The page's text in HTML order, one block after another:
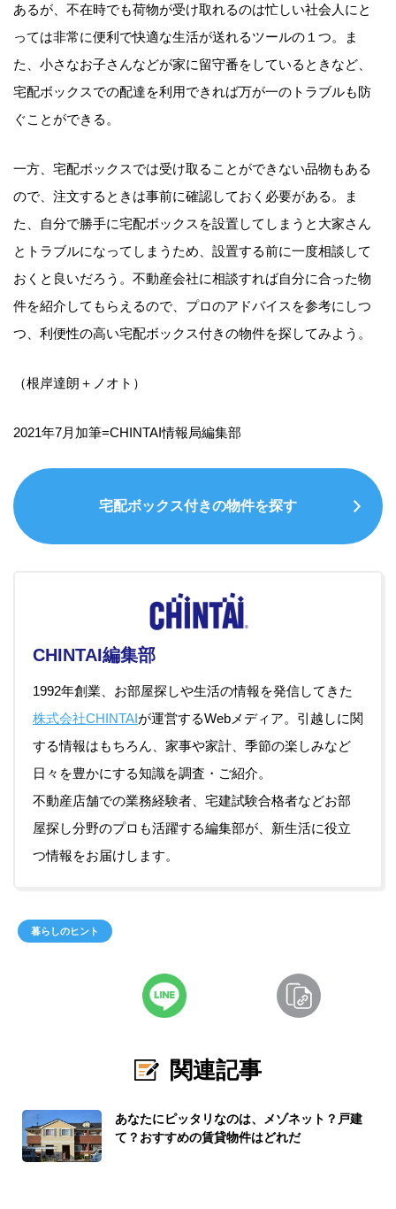
あるが、不在時でも荷物が受け取れるのは忙しい社会人にと
っては非常に便利で快適な生活が送れるツールの１つ。ま
た、小さなお子さんなどが家に留守番をしているときなど、
宅配ボックスでの配達を利用できれば万が一のトラブルも防
ぐことができる。
一方、宅配ボックスでは受け取ることができない品物もある
ので、注文するときは事前に確認しておく必要がある。ま
た、自分で勝手に宅配ボックスを設置してしまうと大家さん
とトラブルになってしまうため、設置する前に一度相談して
おくと良いだろう。不動産会社に相談すれば自分に合った物
件を紹介してもらえるので、プロのアドバイスを参考にしつ
つ、利便性の高い宅配ボックス付きの物件を探してみよう。
（根岸達朗＋ノオト）
2021年7月加筆=CHINTAI情報局編集部
宅配ボックス付きの物件を探す
CHINTAI編集部
1992年創業、お部屋探しや生活の情報を発信してきた
株式会社CHINTAIが運営するWebメディア。引越しに関
する情報はもちろん、家事や家計、季節の楽しみなど
日々を豊かにする知識を調査・ご紹介。
不動産店舗での業務経験者、宅建試験合格者などお部
屋探し分野のプロも活躍する編集部が、新生活に役立
つ情報をお届けします。
暮らしのヒント
関連記事
あなたにピッタリなのは、メゾネット？戸建
て？おすすめの賃貸物件はどれだ